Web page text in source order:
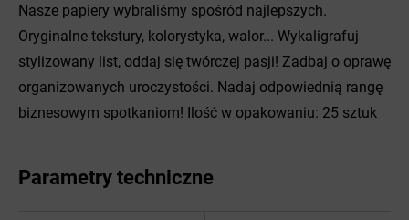
Nasze papiery wybraliśmy spośród najlepszych.
Oryginalne tekstury, kolorystyka, walor... Wykaligrafuj
stylizowany list, oddaj się twórczej pasji! Zadbaj o oprawę
organizowanych uroczystości. Nadaj odpowiednią rangę
biznesowym spotkaniom! Ilość w opakowaniu: 25 sztuk
Parametry techniczne